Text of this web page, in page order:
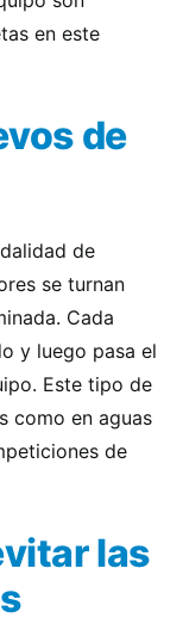
en este
de
de
se turnan
Cada
y luego pasa el
Este tipo de
como en aguas
de
las